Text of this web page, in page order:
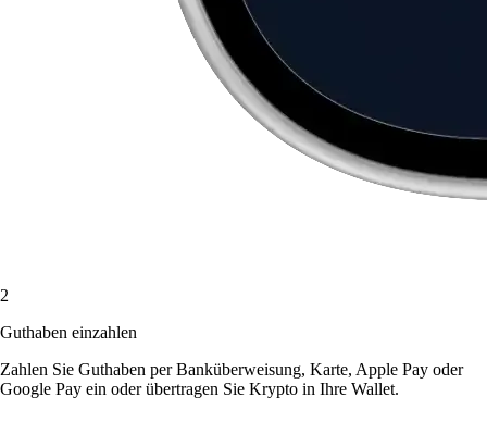
2
Guthaben einzahlen
Zahlen Sie Guthaben per Banküberweisung, Karte, Apple Pay oder
Google Pay ein oder übertragen Sie Krypto in Ihre Wallet.